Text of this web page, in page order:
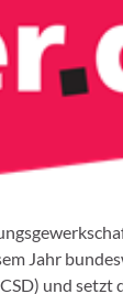
Jahr
und setzt